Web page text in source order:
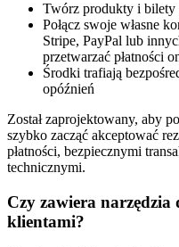
Twórz produkty i
Połącz swoje własne
Stripe, PayPal lub
przetwarzać płatności
Środki trafiają
opóźnień
Został zaprojektowany, aby
szybko zacząć akceptować
płatności, bezpiecznymi
technicznymi.
Czy zawiera
klientami?